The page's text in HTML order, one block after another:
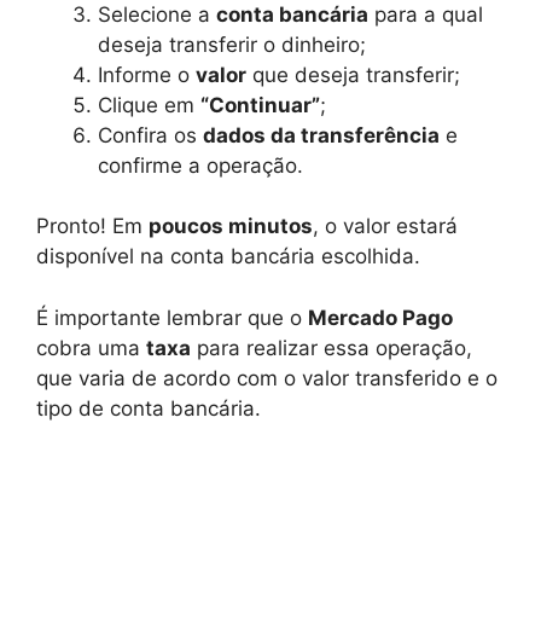
Selecione a conta bancária para a qual
deseja transferir o dinheiro;
Informe o valor que deseja transferir;
Clique em “Continuar”;
Confira os dados da transferência e
confirme a operação.
Pronto! Em poucos minutos, o valor estará
disponível na conta bancária escolhida.
É importante lembrar que o Mercado Pago
cobra uma taxa para realizar essa operação,
que varia de acordo com o valor transferido e o
tipo de conta bancária.